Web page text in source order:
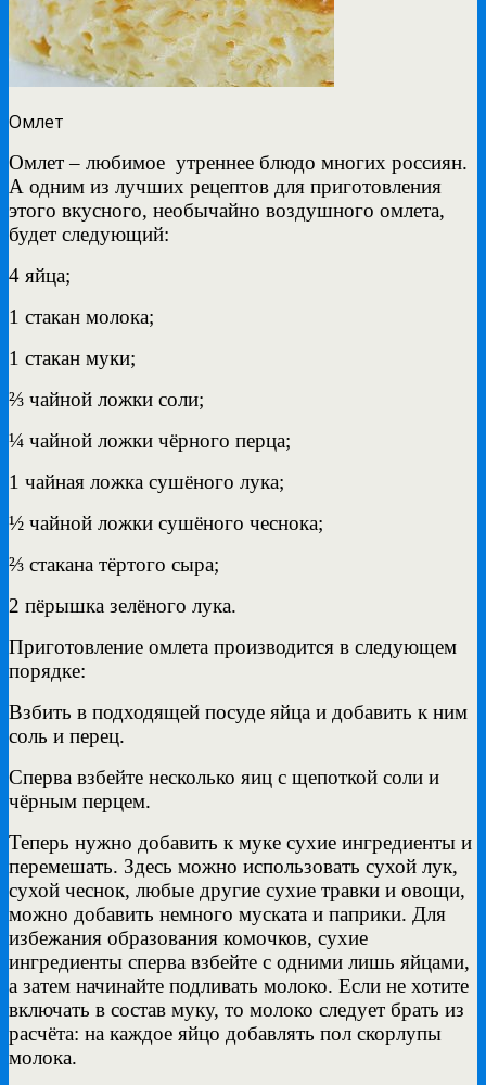
Омлет
Омлет – любимое утреннее блюдо многих россиян.
А одним из лучших рецептов для приготовления
этого вкусного, необычайно воздушного омлета,
будет следующий:
4 яйца;
1 стакан молока;
1 стакан муки;
⅔ чайной ложки соли;
¼ чайной ложки чёрного перца;
1 чайная ложка сушёного лука;
½ чайной ложки сушёного чеснока;
⅔ стакана тёртого сыра;
2 пёрышка зелёного лука.
Приготовление омлета производится в следующем
порядке:
Взбить в подходящей посуде яйца и добавить к ним
соль и перец.
Сперва взбейте несколько яиц с щепоткой соли и
чёрным перцем.
Теперь нужно добавить к муке сухие ингредиенты и
перемешать. Здесь можно использовать сухой лук,
сухой чеснок, любые другие сухие травки и овощи,
можно добавить немного муската и паприки. Для
избежания образования комочков, сухие
ингредиенты сперва взбейте с одними лишь яйцами,
а затем начинайте подливать молоко. Если не хотите
включать в состав муку, то молоко следует брать из
расчёта: на каждое яйцо добавлять пол скорлупы
молока.